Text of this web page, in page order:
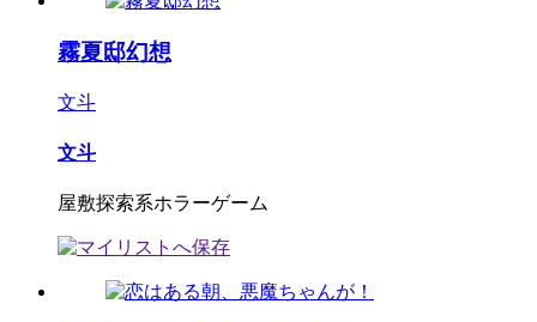
霧夏邸幻想
文斗
文斗
屋敷探索系ホラーゲーム